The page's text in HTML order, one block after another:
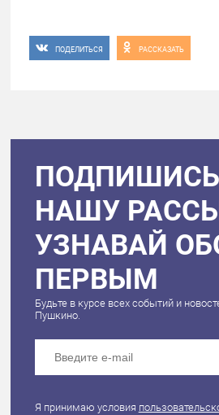
ПОДЕЛИТЬСЯ РАССКАЗАТЬ
НАШУ
УЗНАВАЙ
ПЕРВЫМ
Будьте в курсе всех событий и
Пушкино.
Я принимаю условия